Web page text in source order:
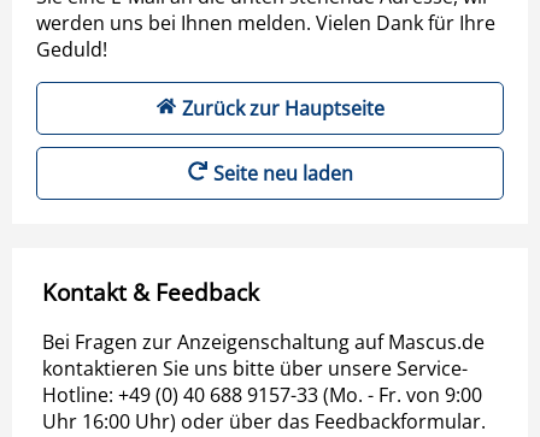
werden uns bei Ihnen melden. Vielen Dank für Ihre
Geduld!
Zurück zur Hauptseite
Seite neu laden
Kontakt & Feedback
Bei Fragen zur Anzeigenschaltung auf Mascus.de
kontaktieren Sie uns bitte über unsere Service-
Hotline: +49 (0) 40 688 9157-33 (Mo. - Fr. von 9:00
Uhr 16:00 Uhr) oder über das Feedbackformular.